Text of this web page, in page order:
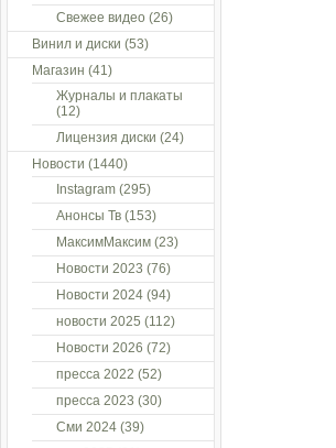
Свежее видео (26)
Винил и диски (53)
Магазин (41)
Журналы и плакаты
(12)
Лицензия диски (24)
Новости (1440)
Instagram (295)
Анонсы Тв (153)
МаксимМаксим (23)
Новости 2023 (76)
Новости 2024 (94)
новости 2025 (112)
Новости 2026 (72)
пресса 2022 (52)
пресса 2023 (30)
Сми 2024 (39)